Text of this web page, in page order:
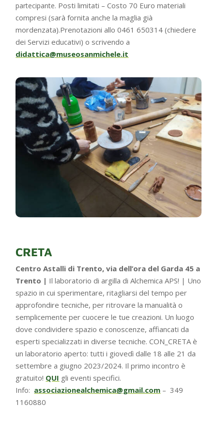
partecipante. Posti limitati – Costo 70 Euro materiali
compresi (sarà fornita anche la maglia già
mordenzata).Prenotazioni allo 0461 650314 (chiedere
dei Servizi educativi) o scrivendo a
didattica@museosanmichele.it
CRETA
Centro Astalli di Trento, via dell’ora del Garda 45 a
Trento | Il laboratorio di argilla di Alchemica APS! | Uno
spazio in cui sperimentare, ritagliarsi del tempo per
approfondire tecniche, per ritrovare la manualità o
semplicemente per cuocere le tue creazioni. Un luogo
dove condividere spazio e conoscenze, affiancati da
esperti specializzati in diverse tecniche.CON_CRETA è
un laboratorio aperto: tutti i giovedì dalle 18 alle 21 da
settembre a giugno 2023/2024. Il primo incontro è
gratuito! QUI gli eventi specifici.
Info: associazionealchemica@gmail.com – 349
1160880